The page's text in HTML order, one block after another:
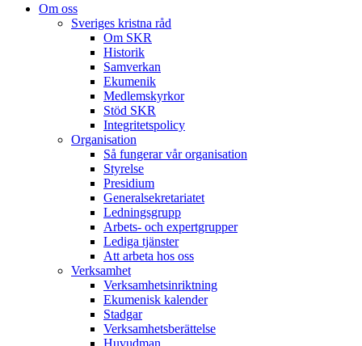
Om oss
Sveriges kristna råd
Om SKR
Historik
Samverkan
Ekumenik
Medlemskyrkor
Stöd SKR
Integritetspolicy
Organisation
Så fungerar vår organisation
Styrelse
Presidium
Generalsekretariatet
Ledningsgrupp
Arbets- och expertgrupper
Lediga tjänster
Att arbeta hos oss
Verksamhet
Verksamhetsinriktning
Ekumenisk kalender
Stadgar
Verksamhetsberättelse
Huvudman